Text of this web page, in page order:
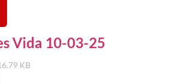
Vida 10-03-25
KB